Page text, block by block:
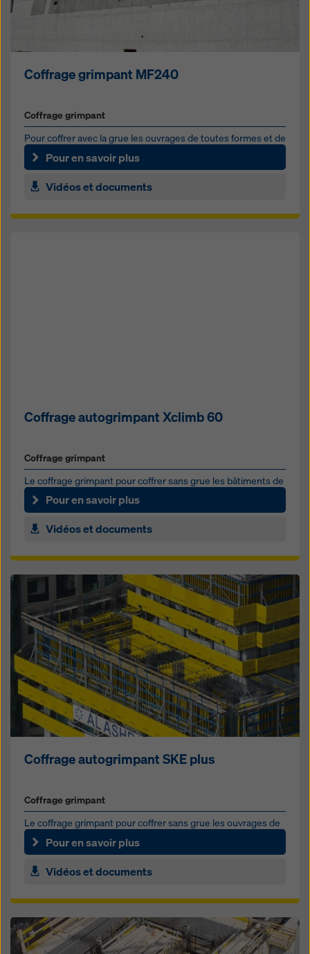
Coffrage grimpant MF240
Coffrage grimpant
Pour coffrer avec la grue les ouvrages de toutes formes et de
toutes hauteurs
Pour en savoir plus
Vidéos et documents
Coffrage autogrimpant Xclimb 60
Coffrage grimpant
Le coffrage grimpant pour coffrer sans grue les bâtiments de
toutes hauteurs
Pour en savoir plus
Vidéos et documents
Coffrage autogrimpant SKE plus
Coffrage grimpant
Le coffrage grimpant pour coffrer sans grue les ouvrages de
toutes formes et de toutes hauteurs
Pour en savoir plus
Vidéos et documents